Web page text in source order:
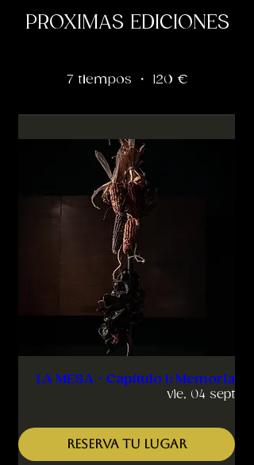
PROXIMAS EDICIONES
7 tiempos ・ 120 €
LA MESA・Capítulo 1: Memoria
vie, 04 sept
RESERVA TU LUGAR